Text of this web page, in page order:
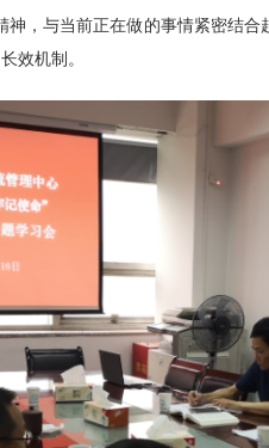
神，与当前正在做的事情紧密结
效机制。